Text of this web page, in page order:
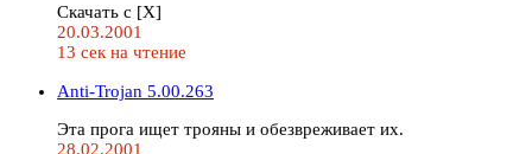
Скачать с [X]
20.03.2001
13 сек на чтение
Anti-Trojan 5.00.263
Эта прога ищет трояны и обезвреживает их.
28.02.2001